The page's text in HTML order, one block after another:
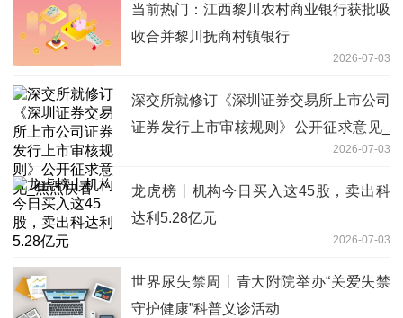
当前热门：江西黎川农村商业银行获批吸
收合并黎川抚商村镇银行
2026-07-03
深交所就修订《深圳证券交易所上市公司
证券发行上市审核规则》公开征求意见_
2026-07-03
龙虎榜丨机构今日买入这45股，卖出科
达利5.28亿元
2026-07-03
世界尿失禁周丨青大附院举办“关爱失禁
守护健康”科普义诊活动